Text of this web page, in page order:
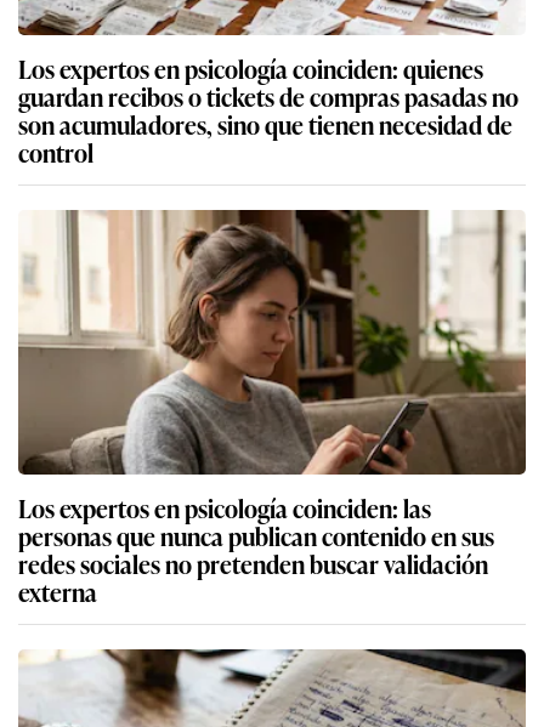
Los expertos en psicología coinciden: quienes
guardan recibos o tickets de compras pasadas no
son acumuladores, sino que tienen necesidad de
control
Los expertos en psicología coinciden: las
personas que nunca publican contenido en sus
redes sociales no pretenden buscar validación
externa